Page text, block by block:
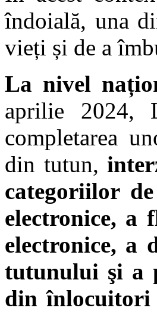
îndoială, una
vieți și de a
La nivel
aprilie 2024,
completarea
din tutun,
categoriilor
electronice, a
electronice, a
tutunului şi a
din înlocuitori